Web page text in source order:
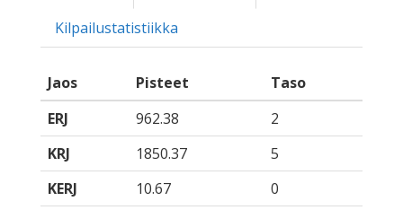
Kilpailustatistiikka
Jaos Pisteet
Taso
ERJ
962.38
2
KRJ
1850.37
5
KERJ
10.67
0